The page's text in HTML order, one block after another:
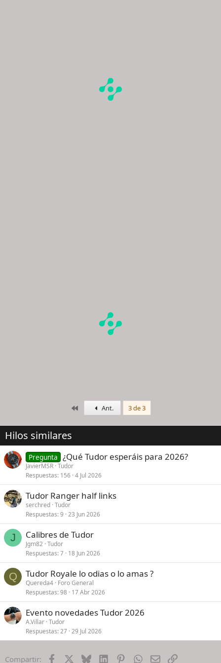
PrimeroAnt. 3 de 3
Hilos similares
Pregunta ¿Qué Tudor esperáis para 2026?
JavierMSR Tudor
Respuestas 156 4 Jul 2026
Tudor Ranger half links
serchred Tudor
Respuestas 9 23 Jun 2026
J Calibres de Tudor
Jgm82 Tudor
Respuestas 7 18 Jun 2026
Q Tudor Royale lo odias o lo amas ?
Quereda4 Foro General
Respuestas 98 17 Abr 2026
Evento novedades Tudor 2026
A.Villar Tudor
Respuestas 27 29 Jul 2026
Compartir: Facebook BlueskyLinkedInPinterestWhatsApp
EmailEnlace